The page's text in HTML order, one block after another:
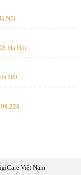
Nội
Hà Nội
Nội
Việt Nam